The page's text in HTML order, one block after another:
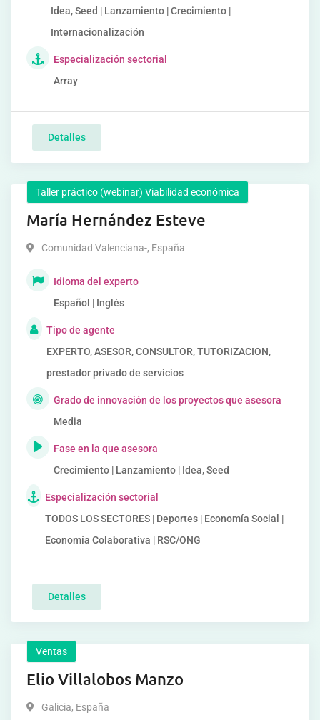
Idea, Seed | Lanzamiento | Crecimiento |
Internacionalización
Especialización sectorial
Array
Detalles
Taller práctico (webinar) Viabilidad económica
María Hernández Esteve
Comunidad Valenciana-, España
Idioma del experto
Español | Inglés
Tipo de agente
EXPERTO, ASESOR, CONSULTOR, TUTORIZACION,
prestador privado de servicios
Grado de innovación de los proyectos que asesora
Media
Fase en la que asesora
Crecimiento | Lanzamiento | Idea, Seed
Especialización sectorial
TODOS LOS SECTORES | Deportes | Economía Social |
Economía Colaborativa | RSC/ONG
Detalles
Ventas
Elio Villalobos Manzo
Galicia, España